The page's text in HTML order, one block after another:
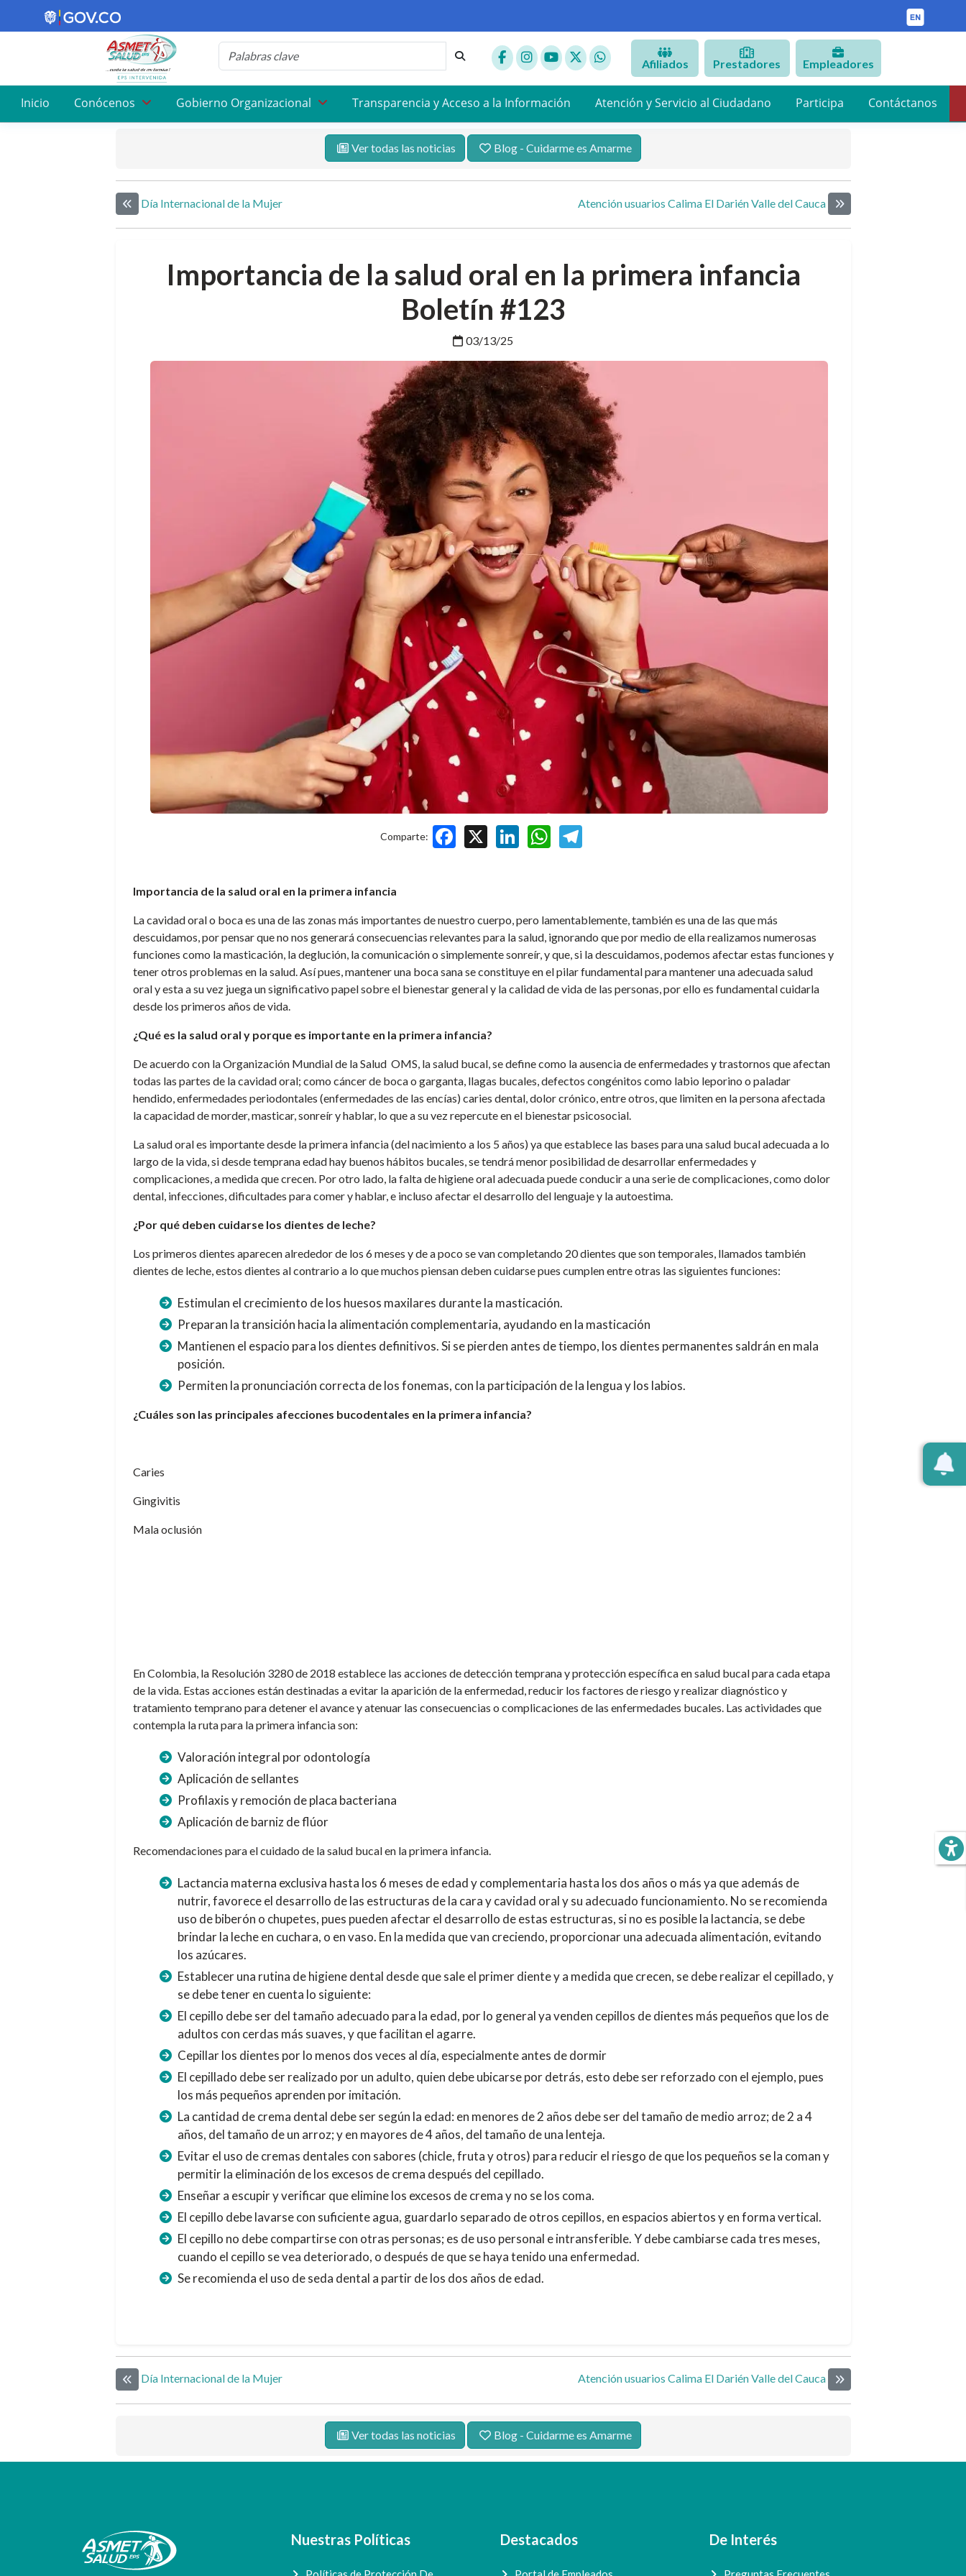
Afiliados Prestadores Empleadores
Inicio Conócenos Gobierno Organizacional Transparencia y Acceso a la Información Atención y Servicio al Ciudadano Participa Contáctanos
Ver todas las noticias Blog - Cuidarme es Amarme
Elemento anterior
Día Internacional de la Mujer Atención usuarios Calima El Darién Valle del Cauca Siguiente elemento
Importancia de la salud oral en la primera infancia
Boletín #123
03/13/25
Comparte: Facebook
X LinkedInWhatsAppTelegram
Importancia de la salud oral en la primera infancia
La cavidad oral o boca es una de las zonas más importantes de nuestro cuerpo, pero lamentablemente, también es una de las que más
descuidamos, por pensar que no nos generará consecuencias relevantes para la salud, ignorando que por medio de ella realizamos numerosas
funciones como la masticación, la deglución, la comunicación o simplemente sonreír, y que, si la descuidamos, podemos afectar estas funciones y
tener otros problemas en la salud. Así pues, mantener una boca sana se constituye en el pilar fundamental para mantener una adecuada salud
oral y esta a su vez juega un significativo papel sobre el bienestar general y la calidad de vida de las personas, por ello es fundamental cuidarla
desde los primeros años de vida.
¿Qué es la salud oral y porque es importante en la primera infancia?
De acuerdo con la Organización Mundial de la Salud OMS, la salud bucal, se define como la ausencia de enfermedades y trastornos que afectan
todas las partes de la cavidad oral; como cáncer de boca o garganta, llagas bucales, defectos congénitos como labio leporino o paladar
hendido, enfermedades periodontales (enfermedades de las encías) caries dental, dolor crónico, entre otros, que limiten en la persona afectada
la capacidad de morder, masticar, sonreír y hablar, lo que a su vez repercute en el bienestar psicosocial.
La salud oral es importante desde la primera infancia (del nacimiento a los 5 años) ya que establece las bases para una salud bucal adecuada a lo
largo de la vida, si desde temprana edad hay buenos hábitos bucales, se tendrá menor posibilidad de desarrollar enfermedades y
complicaciones, a medida que crecen. Por otro lado, la falta de higiene oral adecuada puede conducir a una serie de complicaciones, como dolor
dental, infecciones, dificultades para comer y hablar, e incluso afectar el desarrollo del lenguaje y la autoestima.
¿Por qué deben cuidarse los dientes de leche?
Los primeros dientes aparecen alrededor de los 6 meses y de a poco se van completando 20 dientes que son temporales, llamados también
dientes de leche, estos dientes al contrario a lo que muchos piensan deben cuidarse pues cumplen entre otras las siguientes funciones:
Estimulan el crecimiento de los huesos maxilares durante la masticación.
Preparan la transición hacia la alimentación complementaria, ayudando en la masticación
Mantienen el espacio para los dientes definitivos. Si se pierden antes de tiempo, los dientes permanentes saldrán en mala
posición.
Permiten la pronunciación correcta de los fonemas, con la participación de la lengua y los labios.
¿Cuáles son las principales afecciones bucodentales en la primera infancia?
Caries
Gingivitis
Mala oclusión
En Colombia, la Resolución 3280 de 2018 establece las acciones de detección temprana y protección específica en salud bucal para cada etapa
de la vida. Estas acciones están destinadas a evitar la aparición de la enfermedad, reducir los factores de riesgo y realizar diagnóstico y
tratamiento temprano para detener el avance y atenuar las consecuencias o complicaciones de las enfermedades bucales. Las actividades que
contempla la ruta para la primera infancia son:
Valoración integral por odontología
Aplicación de sellantes
Profilaxis y remoción de placa bacteriana
Aplicación de barniz de flúor
Recomendaciones para el cuidado de la salud bucal en la primera infancia.
Lactancia materna exclusiva hasta los 6 meses de edad y complementaria hasta los dos años o más ya que además de
nutrir, favorece el desarrollo de las estructuras de la cara y cavidad oral y su adecuado funcionamiento. No se recomienda
uso de biberón o chupetes, pues pueden afectar el desarrollo de estas estructuras, si no es posible la lactancia, se debe
brindar la leche en cuchara, o en vaso. En la medida que van creciendo, proporcionar una adecuada alimentación, evitando
los azúcares.
Establecer una rutina de higiene dental desde que sale el primer diente y a medida que crecen, se debe realizar el cepillado, y
se debe tener en cuenta lo siguiente:
El cepillo debe ser del tamaño adecuado para la edad, por lo general ya venden cepillos de dientes más pequeños que los de
adultos con cerdas más suaves, y que facilitan el agarre.
Cepillar los dientes por lo menos dos veces al día, especialmente antes de dormir
El cepillado debe ser realizado por un adulto, quien debe ubicarse por detrás, esto debe ser reforzado con el ejemplo, pues
los más pequeños aprenden por imitación.
La cantidad de crema dental debe ser según la edad: en menores de 2 años debe ser del tamaño de medio arroz; de 2 a 4
años, del tamaño de un arroz; y en mayores de 4 años, del tamaño de una lenteja.
Evitar el uso de cremas dentales con sabores (chicle, fruta y otros) para reducir el riesgo de que los pequeños se la coman y
permitir la eliminación de los excesos de crema después del cepillado.
Enseñar a escupir y verificar que elimine los excesos de crema y no se los coma.
El cepillo debe lavarse con suficiente agua, guardarlo separado de otros cepillos, en espacios abiertos y en forma vertical.
El cepillo no debe compartirse con otras personas; es de uso personal e intransferible. Y debe cambiarse cada tres meses,
cuando el cepillo se vea deteriorado, o después de que se haya tenido una enfermedad.
Se recomienda el uso de seda dental a partir de los dos años de edad.
Elemento anterior
Día Internacional de la Mujer Atención usuarios Calima El Darién Valle del Cauca Siguiente elemento
Ver todas las noticias Blog - Cuidarme es Amarme
Nuestras Políticas Destacados De Interés